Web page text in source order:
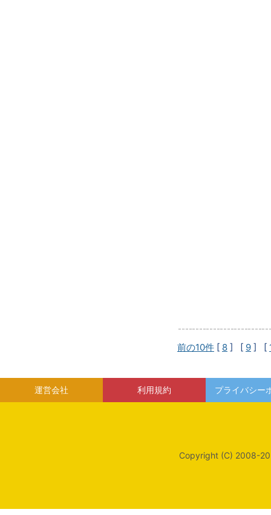
前の10件 [ 8 ] [ 9 ] [
運営会社 利用規約 プライバシー
Copyright (C) 2008-